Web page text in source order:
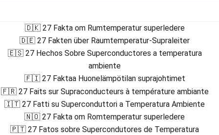
🇩🇰 27 Fakta om Rumtemperatur superledere
🇩🇪 27 Fakten über Raumtemperatur-Supraleiter
🇪🇸 27 Hechos Sobre Superconductores a temperatura
ambiente
🇫🇮 27 Faktaa Huonelämpötilan suprajohtimet
🇫🇷 27 Faits sur Supraconducteurs à température ambiante
🇮🇹 27 Fatti su Superconduttori a Temperatura Ambiente
🇳🇴 27 Fakta om Romtemperatur superledere
🇵🇹 27 Fatos sobre Supercondutores de Temperatura